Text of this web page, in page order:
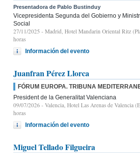
Presentadora de Pablo Bustinduy
Vicepresidenta Segunda del Gobierno y
Social
27/11/2025 - Madrid, Hotel Mandarin Oriental Ritz
horas
Información del evento
Juanfran Pérez Llorca
FÓRUM EUROPA. TRIBUNA
President de la Generalitat Valenciana
09/07/2026 - Valencia, Hotel Las Arenas de Valencia
horas
Información del evento
Miguel Tellado Filgueira